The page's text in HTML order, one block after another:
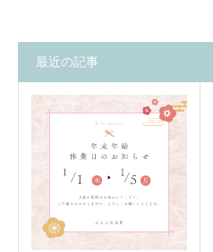
最近の記事